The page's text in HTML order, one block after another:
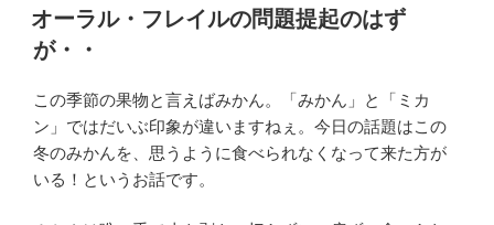
稿
日:
オーラル・フレイルの問題提起のはず
が・・
この季節の果物と言えばみかん。「みかん」と「ミカ
ン」ではだいぶ印象が違いますねぇ。今日の話題はこの
冬のみかんを、思うように食べられなくなって来た方が
いる！というお話です。